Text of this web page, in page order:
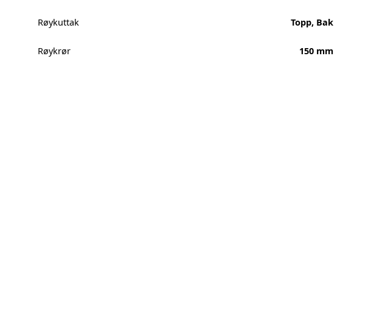
Røykuttak Topp, Bak
Røykrør 150 mm